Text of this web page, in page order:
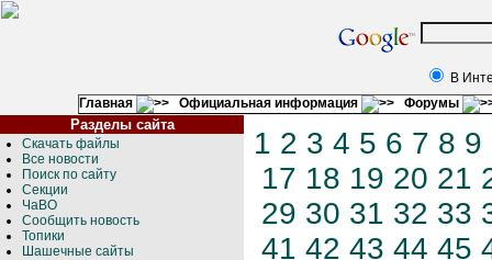
В
Главная
Официальная информация Форумы
Разделы сайта
Скачать файлы
Все новости
Поиск по сайту
Секции
ЧаВО
Сообщить новость
Топики
Шашечные сайты
1 2 3 4 5 6 7 8 9
17 18 19 20 21
29 30 31 32 33
41 42 43 44 45